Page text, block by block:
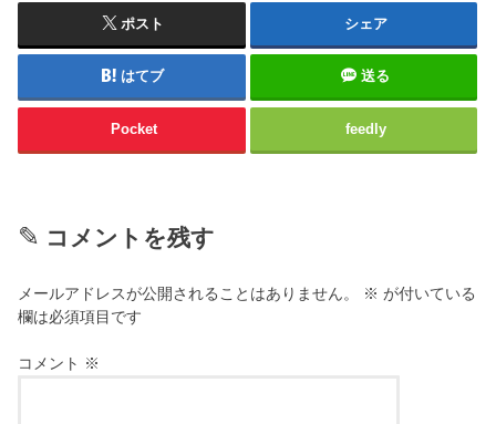
ポスト シェア
はてブ 送る
Pocket feedly
コメントを残す
メールアドレスが公開されることはありません。 ※ が付いている
欄は必須項目です
コメント ※